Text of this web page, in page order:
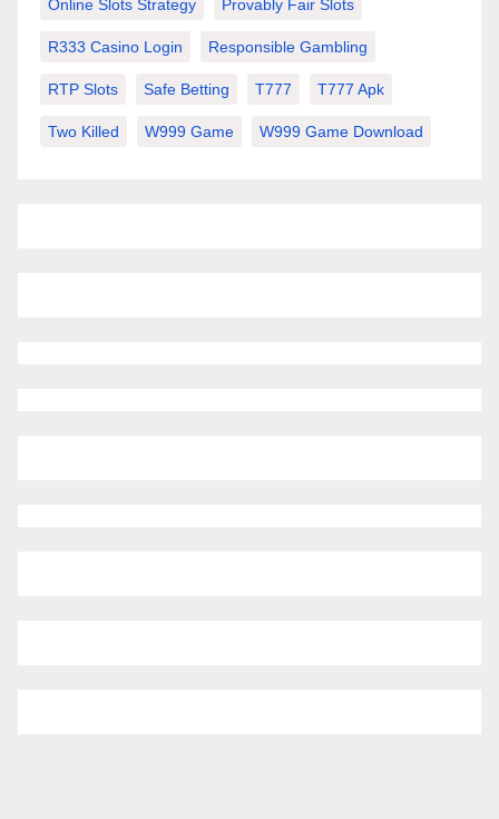
Online Slots Strategy Provably Fair Slots
R333 Casino Login Responsible Gambling
RTP Slots Safe Betting T777 T777 Apk
Two Killed W999 Game W999 Game Download